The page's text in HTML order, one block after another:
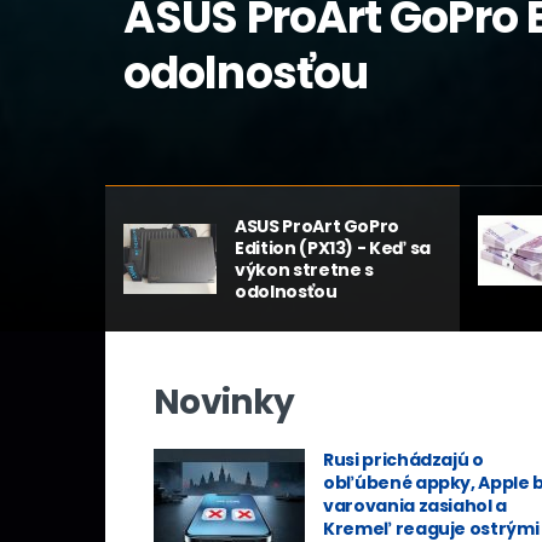
ASUS ProArt
odolnosťou
CENOVÝ PREHĽAD
Prehľad cien 29.
SKRINKY, ZDROJE
Endorfy Aquarius
CENOVÝ PREHĽAD
Prehľad cien 25.
ASUS ProArt GoPro
Edition (PX13) - Keď sa
výkon stretne s
odolnosťou
Novinky
Rusi prichádzajú o
obľúbené appky, Apple
varovania zasiahol a
Kremeľ reaguje ostrými